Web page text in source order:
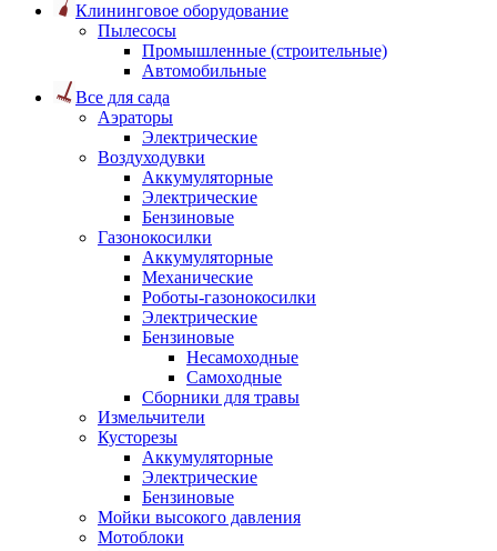
Клининговое оборудование
Пылесосы
Промышленные (строительные)
Автомобильные
Все для сада
Аэраторы
Электрические
Воздуходувки
Аккумуляторные
Электрические
Бензиновые
Газонокосилки
Аккумуляторные
Механические
Роботы-газонокосилки
Электрические
Бензиновые
Несамоходные
Самоходные
Сборники для травы
Измельчители
Кусторезы
Аккумуляторные
Электрические
Бензиновые
Мойки высокого давления
Мотоблоки